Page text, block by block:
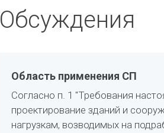
Обсуждения
Область применения СП
Согласно п. 1 "Требования
проектирование зданий и
нагрузкам, возводимых на